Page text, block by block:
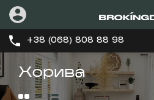
+38 (068) 808 88 98
Хорива